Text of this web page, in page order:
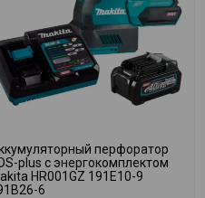
перфоратор
plus с энергокомплектом
HR001GZ 191E10-9
6